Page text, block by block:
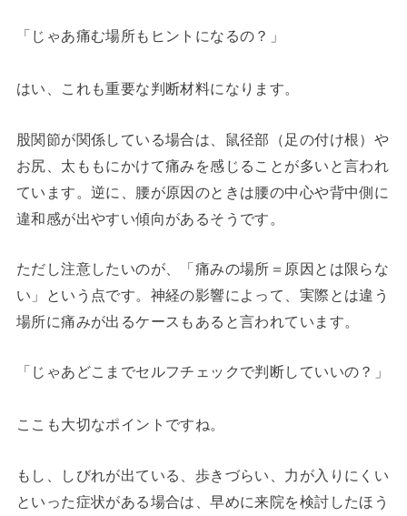
「じゃあ痛む場所もヒントになるの？」
はい、これも重要な判断材料になります。
股関節が関係している場合は、鼠径部（足の付け根）や
お尻、太ももにかけて痛みを感じることが多いと言われ
ています。逆に、腰が原因のときは腰の中心や背中側に
違和感が出やすい傾向があるそうです。
ただし注意したいのが、「痛みの場所＝原因とは限らな
い」という点です。神経の影響によって、実際とは違う
場所に痛みが出るケースもあると言われています。
「じゃあどこまでセルフチェックで判断していいの？」
ここも大切なポイントですね。
もし、しびれが出ている、歩きづらい、力が入りにくい
といった症状がある場合は、早めに来院を検討したほう